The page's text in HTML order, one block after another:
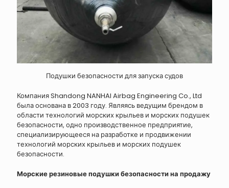
Подушки безопасности для запуска судов
Компания Shandong NANHAI Airbag Engineering Co., Ltd
была основана в 2003 году. Являясь ведущим брендом в
области технологий морских крыльев и морских подушек
безопасности, одно производственное предприятие,
специализирующееся на разработке и продвижении
технологий морских крыльев и морских подушек
безопасности.
Морские резиновые подушки безопасности на продажу